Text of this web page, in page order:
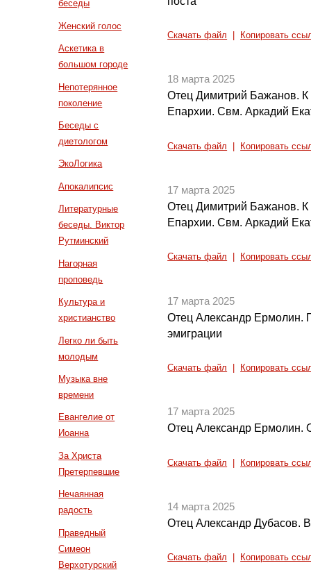
беседы
Женский голос
Аскетика в
большом городе
Непотерянное
поколение
Беседы с
диетологом
ЭкоЛогика
Апокалипсис
Литературные
беседы. Виктор
Рутминский
Нагорная
проповедь
Культура и
христианство
Легко ли быть
молодым
Музыка вне
времени
Евангелие от
Иоанна
За Христа
Претерпевшие
Нечаянная
радость
Праведный
Симеон
Верхотурский
Скачать файл Копировать
18 марта 2025
Отец Димитрий Бажанов. К
Епархии. Свм. Аркадий
Скачать файл Копировать
17 марта 2025
Отец Димитрий Бажанов. К
Епархии. Свм. Аркадий
Скачать файл Копировать
17 марта 2025
Отец Александр Ермолин.
эмиграции
Скачать файл Копировать
17 марта 2025
Отец Александр Ермолин.
Скачать файл Копировать
14 марта 2025
Отец Александр Дубасов.
Скачать файл Копировать